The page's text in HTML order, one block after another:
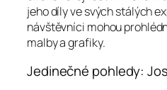
jeho díly ve svých stálých
návštěvníci mohou
malby a grafiky.
Jedinečné pohledy: